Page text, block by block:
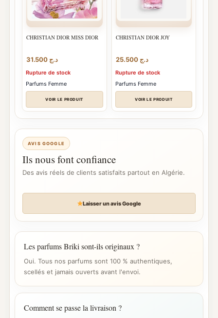
CHRISTIAN DIOR MISS DIOR
د.ج
Rupture de stock
Parfums Femme
VOIR LE PRODUIT
CHRISTIAN DIOR JOY
د.ج 25.500
Rupture de stock
Parfums Femme
VOIR LE PRODUIT
AVIS GOOGLE
Ils nous font confiance
Des avis réels de clients satisfaits partout en Algérie.
Laisser un avis Google
Les parfums Briki sont-ils originaux ?
Oui. Tous nos parfums sont 100 % authentiques,
scellés et jamais ouverts avant l'envoi.
Comment se passe la livraison ?